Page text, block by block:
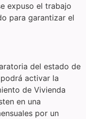
expuso el trabajo
para garantizar el
del estado de
activar la
de Vivienda
en una
por un